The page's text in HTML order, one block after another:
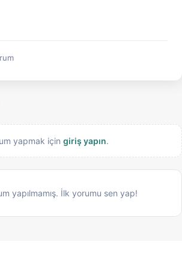
yapmak için giriş yapın.
yapılmamış. İlk yorumu sen yap!